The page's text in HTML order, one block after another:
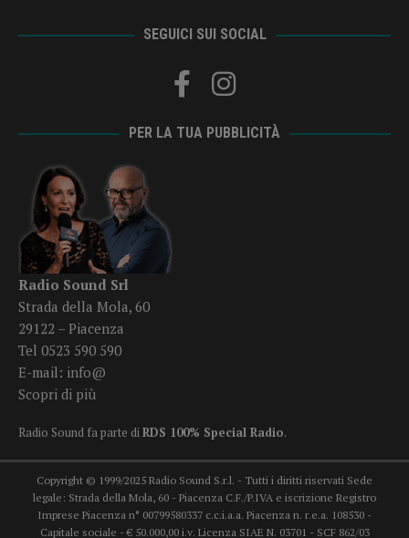
SEGUICI SUI SOCIAL
PER LA TUA PUBBLICITÀ
Radio Sound Srl
Strada della Mola, 60
29122 – Piacenza
Tel 0523 590 590
E-mail: info@
Scopri di più
Radio Sound fa parte di RDS 100% Special Radio.
Copyright © 1999/2025 Radio Sound S.r.l. - Tutti i diritti riservati Sede
legale: Strada della Mola, 60 - Piacenza C.F./P.IVA e iscrizione Registro
Imprese Piacenza n° 00799580337 c.c.i.a.a. Piacenza n. r.e.a. 108530 -
Capitale sociale - € 50.000,00 i.v. Licenza SIAE N. 03701 - SCF 862/03